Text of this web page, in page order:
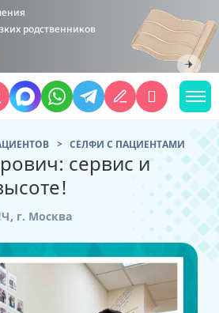
родственников
CЕЛФИ С ПАЦИЕНТАМИ
сервис и
, г. Москва